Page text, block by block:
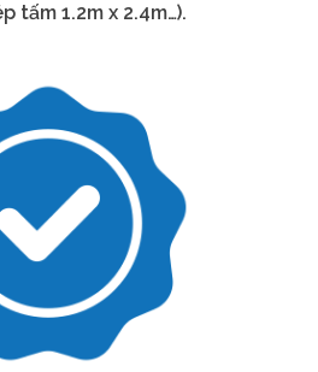
tấm 1.2m x 2.4m…).